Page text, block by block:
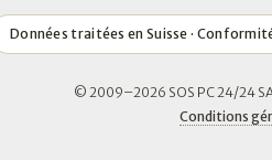
Données traitées en Suisse ·
© 2009–2026 SOS PC 24/24
Conditions